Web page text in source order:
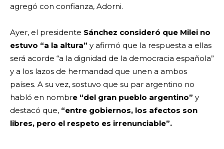
agregó con confianza, Adorni.
Ayer, el presidente Sánchez consideró que Milei no
estuvo “a la altura” y afirmó que la respuesta a ellas
será acorde “a la dignidad de la democracia española”
y a los lazos de hermandad que unen a ambos
países. A su vez, sostuvo que su par argentino no
habló en nombre “del gran pueblo argentino” y
destacó que, “entre gobiernos, los afectos son
libres, pero el respeto es irrenunciable”.